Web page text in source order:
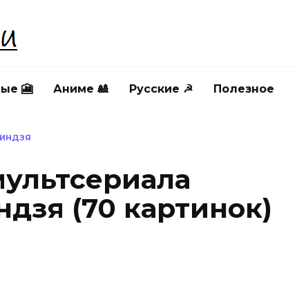
🎦 Аниме 🎎 Русские ☭ Полезное
(70 картинок)